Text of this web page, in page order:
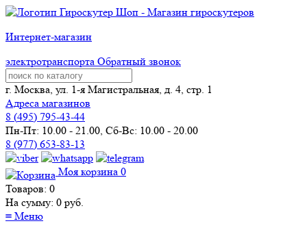
Интернет-магазин
электротранспорта Обратный звонок
г. Москва, ул. 1-я Магистральная, д. 4, стр. 1
Адреса магазинов
8 (495) 795-43-44
Пн-Пт: 10.00 - 21.00, Сб-Вс: 10.00 - 20.00
8 (977) 653-83-13
Моя корзина 0
Товаров: 0
На сумму: 0 руб.
≡ Меню